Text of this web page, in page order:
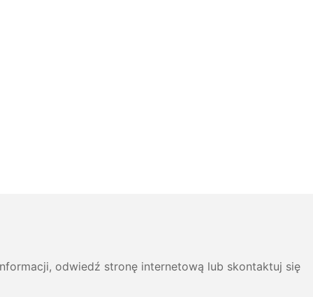
odwiedź stronę internetową lub skontaktuj się